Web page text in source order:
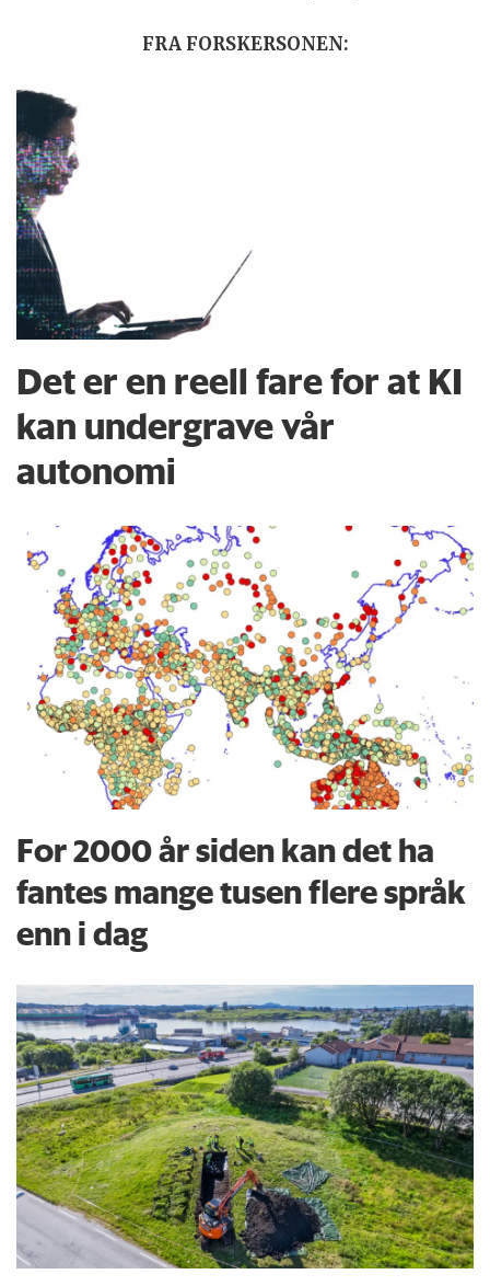
FRA FORSKERSONEN:
Det er en reell fare for at KI
kan undergrave vår
autonomi
For 2000 år siden kan det ha
fantes mange tusen flere språk
enn i dag